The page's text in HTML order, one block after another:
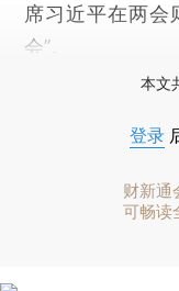
席习近平在两会
会”。
本文
登录
财新通
可畅读